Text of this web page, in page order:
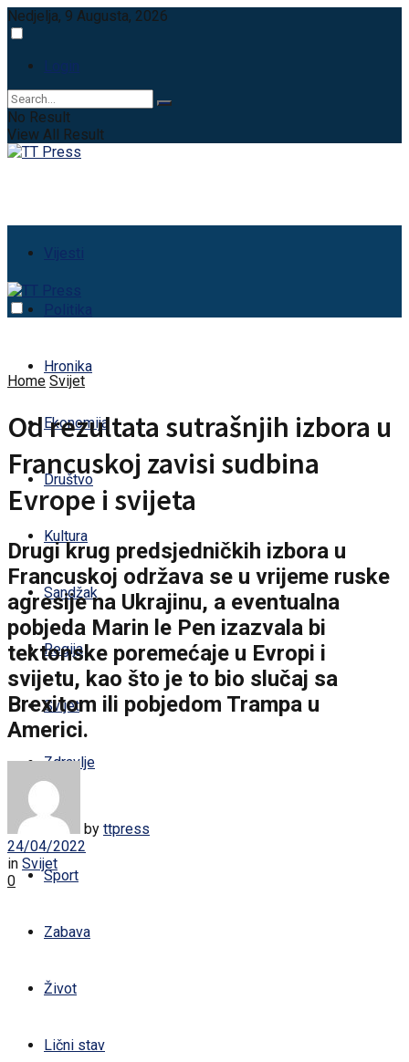
Nedjelja, 9 Augusta, 2026
Login
No Result
View All Result
Vijesti
Politika
Hronika
Ekonomija
Društvo
Kultura
Sandžak
Regija
Svijet
Zdravlje
Žena
Sport
Zabava
Život
Lični stav
Home Svijet
Od rezultata sutrašnjih izbora u
Francuskoj zavisi sudbina
Evrope i svijeta
Drugi krug predsjedničkih izbora u
Francuskoj održava se u vrijeme ruske
agresije na Ukrajinu, a eventualna
pobjeda Marin le Pen izazvala bi
tektonske poremećaje u Evropi i
svijetu, kao što je to bio slučaj sa
Brexitom ili pobjedom Trampa u
Americi.
by ttpress
24/04/2022
in Svijet
0